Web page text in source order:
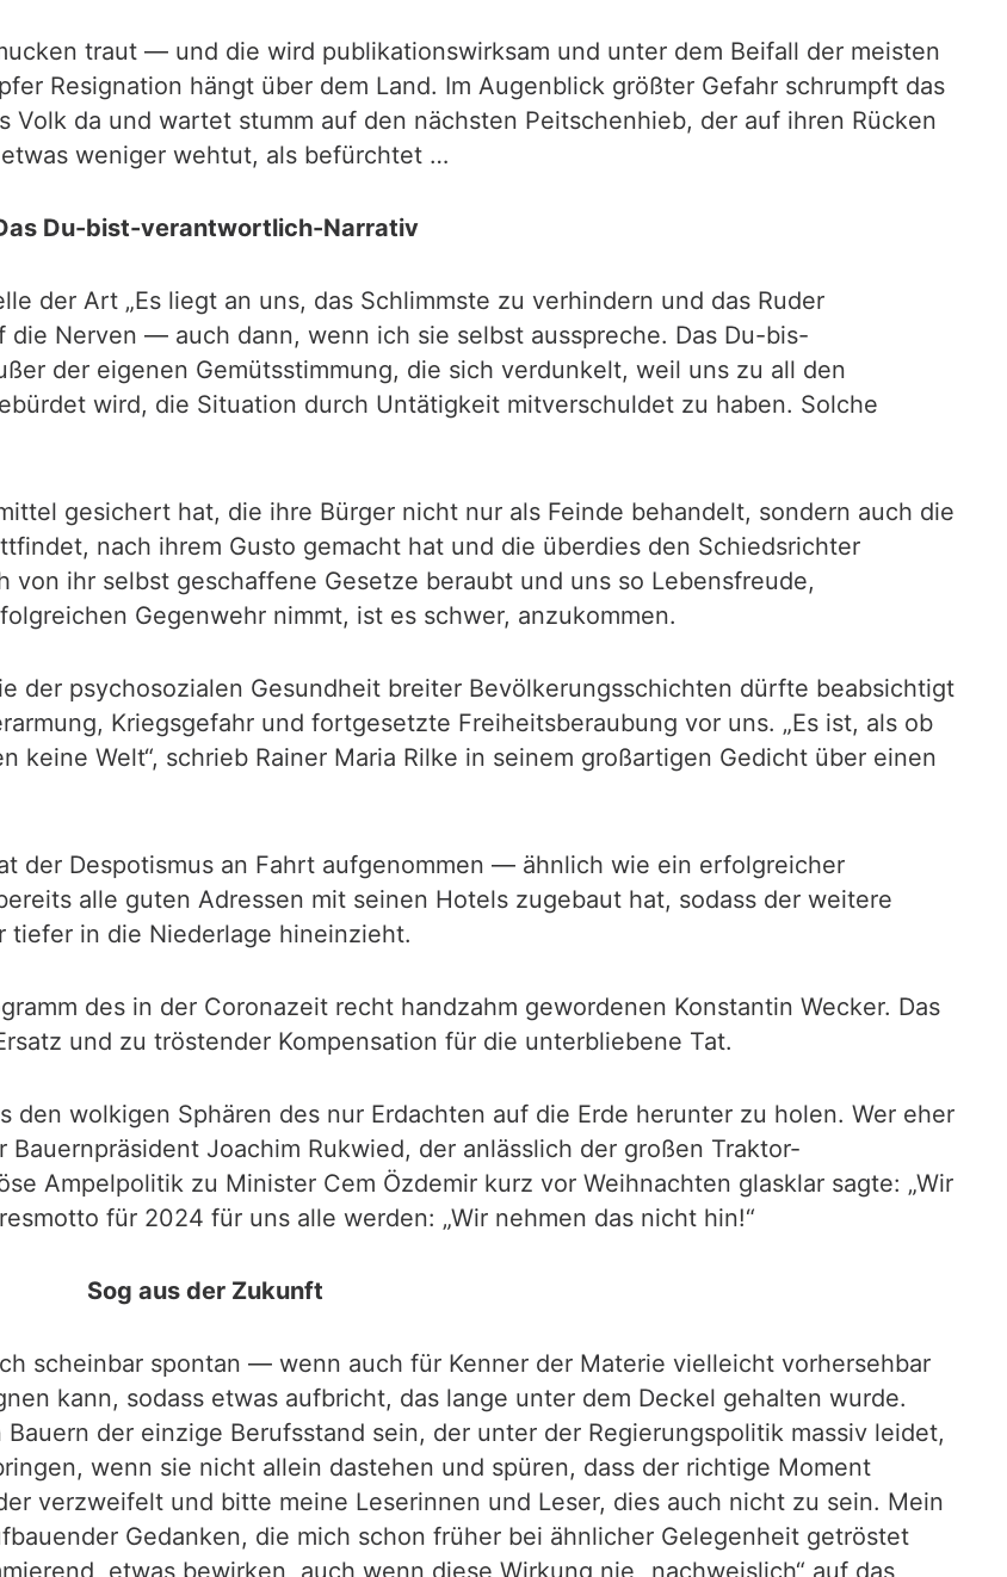
traut — und die wird publikationswirksam und unter dem Beifall der meisten
Resignation hängt über dem Land. Im Augenblick größter Gefahr schrumpft das
da und wartet stumm auf den nächsten Peitschenhieb, der auf ihren Rücken
weniger wehtut, als befürchtet …
Du-bist-verantwortlich-Narrativ
der Art „Es liegt an uns, das Schlimmste zu verhindern und das Ruder
Nerven — auch dann, wenn ich sie selbst ausspreche. Das Du-bis-
der eigenen Gemütsstimmung, die sich verdunkelt, weil uns zu all den
wird, die Situation durch Untätigkeit mitverschuldet zu haben. Solche
gesichert hat, die ihre Bürger nicht nur als Feinde behandelt, sondern auch die
nach ihrem Gusto gemacht hat und die überdies den Schiedsrichter
ihr selbst geschaffene Gesetze beraubt und uns so Lebensfreude,
Gegenwehr nimmt, ist es schwer, anzukommen.
der psychosozialen Gesundheit breiter Bevölkerungsschichten dürfte beabsichtigt
Kriegsgefahr und fortgesetzte Freiheitsberaubung vor uns. „Es ist, als ob
keine Welt“, schrieb Rainer Maria Rilke in seinem großartigen Gedicht über einen
der Despotismus an Fahrt aufgenommen — ähnlich wie ein erfolgreicher
alle guten Adressen mit seinen Hotels zugebaut hat, sodass der weitere
in die Niederlage hineinzieht.
des in der Coronazeit recht handzahm gewordenen Konstantin Wecker. Das
und zu tröstender Kompensation für die unterbliebene Tat.
wolkigen Sphären des nur Erdachten auf die Erde herunter zu holen. Wer eher
Joachim Rukwied, der anlässlich der großen Traktor-
Ampelpolitik zu Minister Cem Özdemir kurz vor Weihnachten glasklar sagte: „Wir
für 2024 für uns alle werden: „Wir nehmen das nicht hin!“
Sog aus der Zukunft
scheinbar spontan — wenn auch für Kenner der Materie vielleicht vorhersehbar
kann, sodass etwas aufbricht, das lange unter dem Deckel gehalten wurde.
der einzige Berufsstand sein, der unter der Regierungspolitik massiv leidet,
wenn sie nicht allein dastehen und spüren, dass der richtige Moment
verzweifelt und bitte meine Leserinnen und Leser, dies auch nicht zu sein. Mein
Gedanken, die mich schon früher bei ähnlicher Gelegenheit getröstet
etwas bewirken, auch wenn diese Wirkung nie „nachweislich“ auf das